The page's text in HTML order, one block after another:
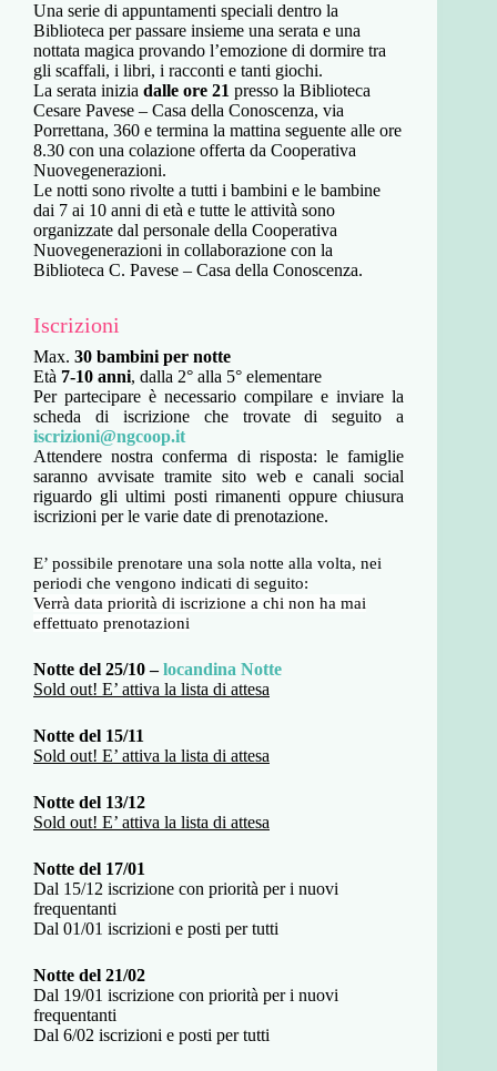
Una serie di appuntamenti speciali dentro la
Biblioteca per passare insieme una serata e una
nottata magica provando l’emozione di dormire tra
gli scaffali, i libri, i racconti e tanti giochi.
La serata inizia dalle ore 21 presso la Biblioteca
Cesare Pavese – Casa della Conoscenza, via
Porrettana, 360 e termina la mattina seguente alle ore
8.30 con una colazione offerta da Cooperativa
Nuovegenerazioni.
Le notti sono rivolte a tutti i bambini e le bambine
dai 7 ai 10 anni di età e tutte le attività sono
organizzate dal personale della Cooperativa
Nuovegenerazioni in collaborazione con la
Biblioteca C. Pavese – Casa della Conoscenza.
Iscrizioni
Max. 30 bambini per notte
Età 7-10 anni, dalla 2° alla 5° elementare
Per partecipare è necessario compilare e inviare la
scheda di iscrizione che trovate di seguito a
iscrizioni@ngcoop.it
Attendere nostra conferma di risposta: le famiglie
saranno avvisate tramite sito web e canali social
riguardo gli ultimi posti rimanenti oppure chiusura
iscrizioni per le varie date di prenotazione.
E’ possibile prenotare una sola notte alla volta, nei
periodi che vengono indicati di seguito:
Verrà data priorità di iscrizione a chi non ha mai
effettuato prenotazioni
Notte del 25/10 –locandina Notte
Sold out! E’ attiva la lista di attesa
Notte del 15/11
Sold out! E’ attiva la lista di attesa
Notte del 13/12
Sold out! E’ attiva la lista di attesa
Notte del 17/01
Dal 15/12 iscrizione con priorità per i nuovi
frequentanti
Dal 01/01 iscrizioni e posti per tutti
Notte del 21/02
Dal 19/01 iscrizione con priorità per i nuovi
frequentanti
Dal 6/02 iscrizioni e posti per tutti